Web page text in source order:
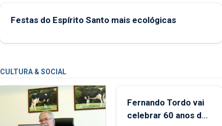
Festas do Espírito Santo mais ecológicas
CULTURA & SOCIAL
Fernando Tordo vai
celebrar 60 anos de